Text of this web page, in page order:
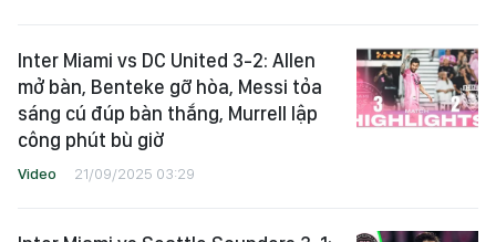
Inter Miami vs DC United 3-2: Allen
mở bàn, Benteke gỡ hòa, Messi tỏa
sáng cú đúp bàn thắng, Murrell lập
công phút bù giờ
Video 21/09/2025 03:29